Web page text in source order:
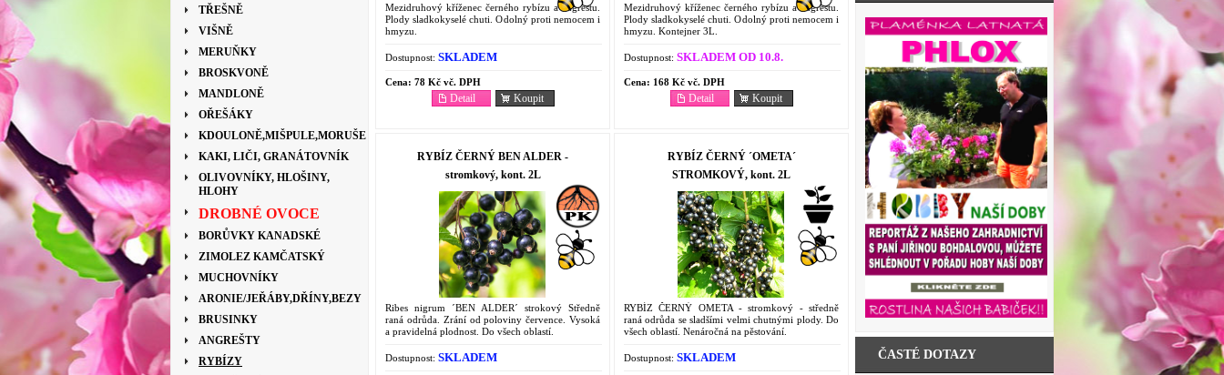
TŘEŠNĚ
VIŠNĚ
MERUŇKY
BROSKVONĚ
MANDLONĚ
OŘEŠÁKY
KDOULONĚ,MIŠPULE,MORUŠE
KAKI, LIČI, GRANÁTOVNÍK
OLIVOVNÍKY, HLOŠINY,
HLOHY
DROBNÉ OVOCE
BORŮVKY KANADSKÉ
ZIMOLEZ KAMČATSKÝ
MUCHOVNÍKY
ARONIE/JEŘÁBY,DŘÍNY,BEZY
BRUSINKY
ANGREŠTY
RYBÍZY
Mezidruhový kříženec černého rybízu a angreštu.
Plody sladkokyselé chuti. Odolný proti nemocem i
hmyzu.
Dostupnost: SKLADEM
Cena: 78 Kč vč. DPH
Koupit
Detail
Mezidruhový kříženec černého rybízu a angreštu.
Plody sladkokyselé chuti. Odolný proti nemocem i
hmyzu. Kontejner 3L.
Dostupnost: SKLADEM OD 10.8.
Cena: 168 Kč vč. DPH
Koupit
Detail
RYBÍZ ČERNÝ BEN ALDER -
stromkový, kont. 2L
Ribes nigrum ´BEN ALDER´ strokový Středně
raná odrůda. Zrání od poloviny července. Vysoká
a pravidelná plodnost. Do všech oblastí.
Dostupnost: SKLADEM
RYBÍZ ČERNÝ ´OMETA´
STROMKOVÝ, kont. 2L
RYBÍZ ČERNÝ OMETA - stromkový - středně
raná odrůda se sladšími velmi chutnými plody. Do
všech oblastí. Nenáročná na pěstování.
Dostupnost: SKLADEM ČASTÉ DOTAZY